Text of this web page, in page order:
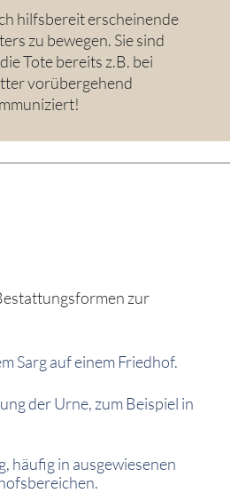
hilfsbereit erscheinende
zu bewegen. Sie sind
Tote bereits z.B. bei
vorübergehend
zur
Sarg auf einem Friedhof.
der Urne, zum Beispiel in
häufig in ausgewiesenen